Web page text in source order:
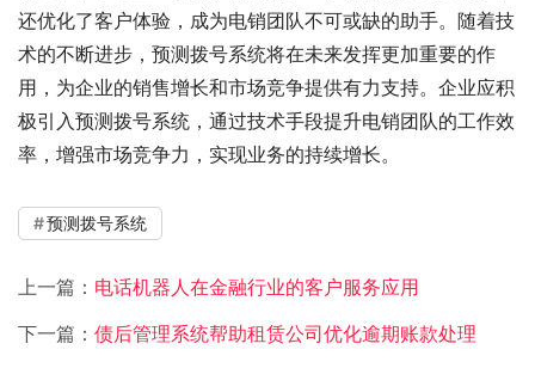
还优化了客户体验，成为电销团队不可或缺的助手。随着技
术的不断进步，预测拨号系统将在未来发挥更加重要的作
用，为企业的销售增长和市场竞争提供有力支持。企业应积
极引入预测拨号系统，通过技术手段提升电销团队的工作效
率，增强市场竞争力，实现业务的持续增长。
预测拨号系统
上一篇： 电话机器人在金融行业的客户服务应用
下一篇： 债后管理系统帮助租赁公司优化逾期账款处理